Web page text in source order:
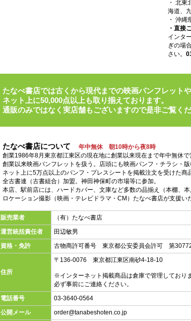
・ 北
海道、
・ 沖縄
・直接
インタ
ぎの場
さい。
たなべ書店では古くから現代までの映画パンフレット
ネット上に50,000点以上も取り揃えております。
通販のみではなく実店舗もございますので是非ご覧く
たなべ書店について
年中無休 朝10時から夜8時
創業1986年8月東京都江東区の現在地に創業以来現在まで年中無休
創業以来映画パンフレットを扱う。店頭にも映画パンフ・チラシ・
ネット上に5万点以上のパンフ・プレスシートを掲載注文を受けた商
全古書連（古書組合）加盟。神田神保町の市場等に参加。
本店、駅前店には、ハードカバー、文庫など多数の品揃え（本棚、
ロケーション撮影（映画・テレビドラマ・CM）たなべ書店が支援い
販売業者
（有）たなべ書店
運営統括責任者
田辺敏男
資格・免許
古物商許可番号 東京都公安委員会許可 第
住所
〒136-0076 東京都江東区南砂4-18-10
※インターネット掲載商品は倉庫で管理しており
必ず事前にご連絡ください。
電話番号
03-3640-0564
公開メール
order@tanabeshoten.co.jp